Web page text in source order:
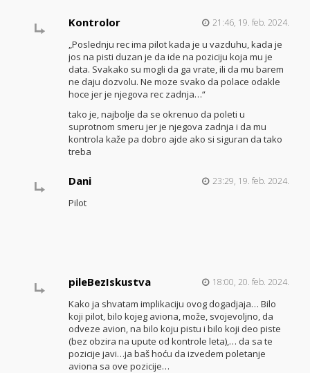
Kontrolor 21:46, 19. feb. 2024.
„Poslednju rec ima pilot kada je u vazduhu, kada je
jos na pisti duzan je da ide na poziciju koja mu je
data. Svakako su mogli da ga vrate, ili da mu barem
ne daju dozvolu. Ne moze svako da polace odakle
hoce jer je njegova rec zadnja…“
tako je, najbolje da se okrenuo da poleti u
suprotnom smeru jer je njegova zadnja i da mu
kontrola kaže pa dobro ajde ako si siguran da tako
treba
Dani 23:29, 19. feb. 2024.
Pilot
pileBezIskustva 18:00, 20. feb. 2024.
Kako ja shvatam implikaciju ovog dogadjaja… Bilo
koji pilot, bilo kojeg aviona, može, svojevoljno, da
odveze avion, na bilo koju pistu i bilo koji deo piste
(bez obzira na upute od kontrole leta),… da sa te
pozicije javi…ja baš hoću da izvedem poletanje
aviona sa ove pozicije…